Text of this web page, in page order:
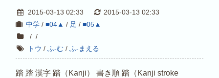
2015-03-13 02:33
2015-03-13 02:33
中学/ ■04▲ / 足 / ■05▲
/ /
トウ /ふ-む /ふ-まえる
踏 踏 漢字 踏（Kanji） 書き順 踏（Kanji stroke